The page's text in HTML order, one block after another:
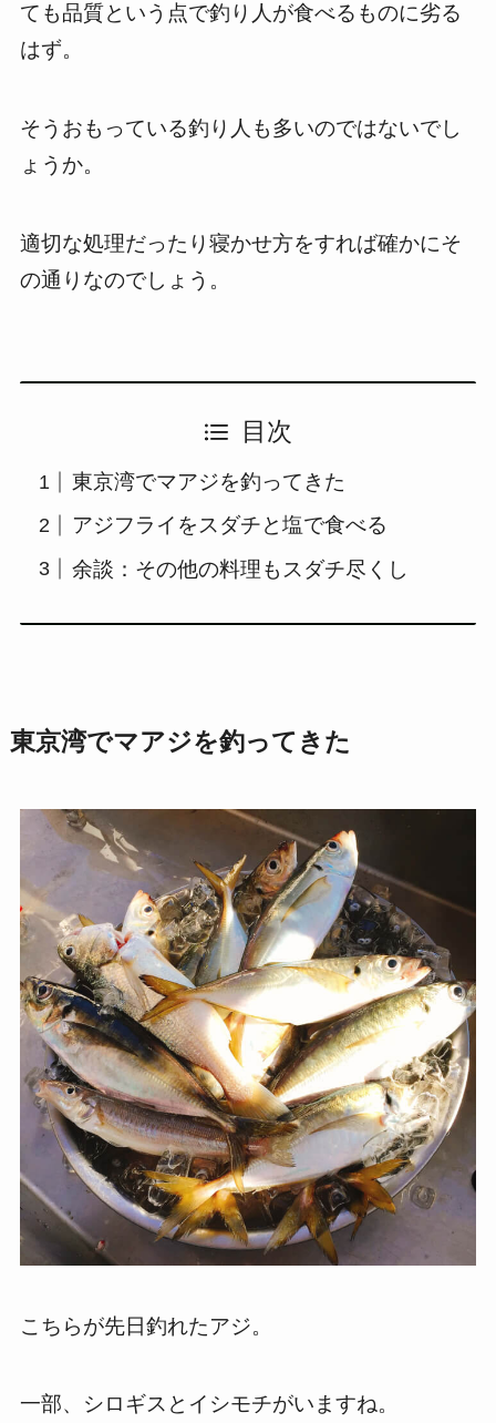
ても品質という点で釣り人が食べるものに劣る
はず。
そうおもっている釣り人も多いのではないでし
ょうか。
適切な処理だったり寝かせ方をすれば確かにそ
の通りなのでしょう。
目次
東京湾でマアジを釣ってきた
アジフライをスダチと塩で食べる
余談：その他の料理もスダチ尽くし
東京湾でマアジを釣ってきた
こちらが先日釣れたアジ。
一部、シロギスとイシモチがいますね。